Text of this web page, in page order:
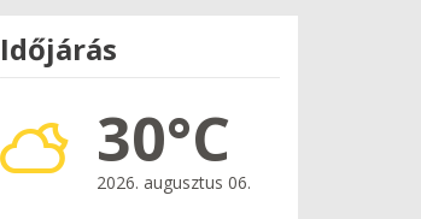
Időjárás
30°C
2026. augusztus 06.